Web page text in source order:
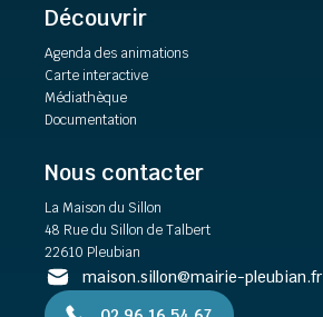
Découvrir
Agenda des animations
Carte interactive
Médiathèque
Documentation
Nous contacter
La Maison du Sillon
48 Rue du Sillon de Talbert
22610 Pleubian
maison.sillon@mairie-pleubian.fr